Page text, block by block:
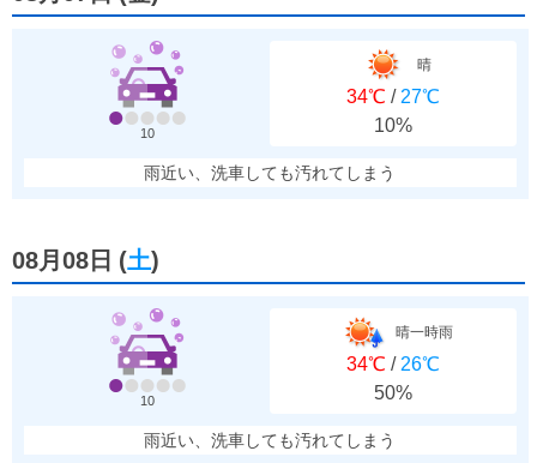
10
晴
34℃ / 27℃
10%
雨近い、洗車しても汚れてしまう
08月08日 (土)
10
晴一時雨
34℃ / 26℃
50%
雨近い、洗車しても汚れてしまう